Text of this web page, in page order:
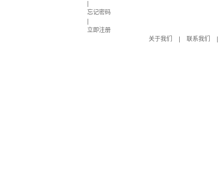
忘记密码
立即注册
关于我们
联系我们